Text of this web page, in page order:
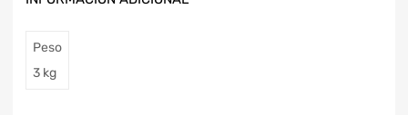
Peso
3 kg